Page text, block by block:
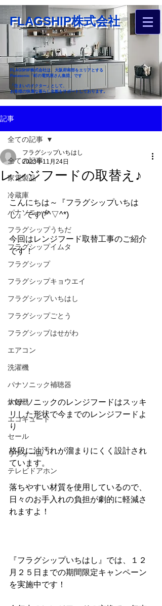
FLAGSHIP株式会社
FLAGSHIP株式会社は、大阪府南部をエリアとする
Panasonic「町の電気屋さん集団」です
「住まいのドクター」として、
お客様の快適な暮らし全般をサポートしております。
記事
全ての記事
家電製品
冷蔵庫
パナソニック
フラグシップうちだ
フラグシップイムタ
フラグシップ
フラグシップキョウエイ
フラグシップいちはし
フラグシップごとう
フラグシップはせがわ
エアコン
洗濯機
パナソニック補聴器
炊飯器
エコキュート
セール
リフォーム
テレビドアホン
全ての記事
レンジフードの取替え♪
フラグシップいちはし
2023年11月24日
こんにちは～『フラグシップいちは
し』です(*^▽^*)
今回はレンジフード取替工事のご紹介
です！
パナソニックのレンジフードはスッキ
リした形状で今までのレンジフードよ
り
格段に油汚れが溜まりにくく設計され
ています。
落ちやすい材質を使用しているので、
日々のお手入れの負担が劇的に軽減さ
れますよ！
『フラグシップいちはし』では、１２
月２５日までの期間限定キャンペーン
を実施中です！